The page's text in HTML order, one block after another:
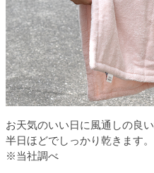
お天気のいい日に風通しの良
半日ほどでしっかり乾きます。
※当社調べ